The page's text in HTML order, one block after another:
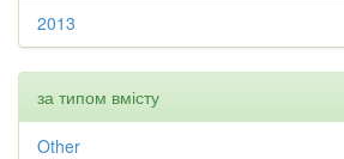
2013
за типом вмісту
Other